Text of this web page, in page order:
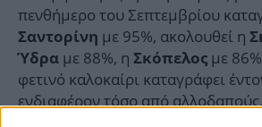
πενθήμερο του Σεπτεμβρίου
Σαντορίνη με 95%, ακολουθεί η
Ύδρα με 88%, η Σκόπελος με
φετινό καλοκαίρι καταγράφει
ενδιαφέρον τόσο από